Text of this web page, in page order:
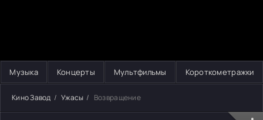
Музыка Концерты Мультфильмы Короткометражки
Кино Завод Ужасы Возвращение